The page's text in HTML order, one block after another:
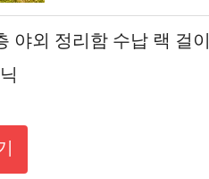
야외 정리함 수납 랙 걸이